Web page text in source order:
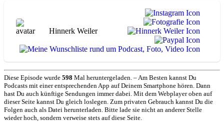
Hinnerk Weiler
Diese Episode wurde 598 Mal heruntergeladen. – Am Besten kannst Du
Podcasts mit einer entsprechenden App auf Deinem Smartphone hören. Dann
hast Du auch künftige Sendungen immer dabei. Mit dem Webplayer oben auf
dieser Seite kannst Du gleich loslegen. Zum privaten Gebrauch kannst Du die
Folgen auch als Datei herunterladen. Bitte lade sie nicht an anderer Stelle
wieder hoch, sondern verweise stets auf diese Seite.